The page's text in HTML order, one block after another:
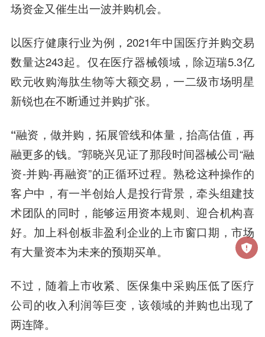
场资金又催生出一波并购机会。
以医疗健康行业为例，2021年中国医疗并购交易
数量达243起。仅在医疗器械领域，除迈瑞5.3亿
欧元收购海肽生物等大额交易，一二级市场明星
新锐也在不断通过并购扩张。
“融资，做并购，拓展管线和体量，抬高估值，再
融更多的钱。 ”郭晓兴见证了那段时间器械公司“融
资-并购-再融资”的正循环过程。熟稔这种操作的
客户中，有一半创始人是投行背景，牵头组建技
术团队的同时，能够运用资本规则、迎合机构喜
好。加上科创板非盈利企业的上市窗口期，市场
有大量资本为未来的预期买单。
不过，随着上市收紧、医保集中采购压低了医疗
公司的收入利润等巨变，该领域的并购也出现了
两连降。